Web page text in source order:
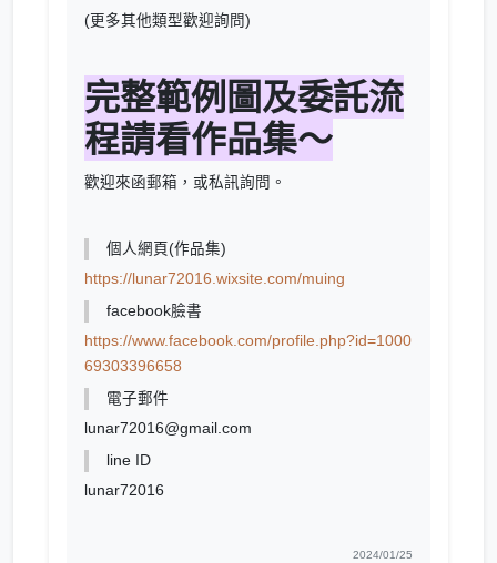
(更多其他類型歡迎詢問)
完整範例圖及委託流
程請看作品集～
歡迎來函郵箱，或私訊詢問。
個人網頁(作品集)
https://lunar72016.wixsite.com/muing
facebook臉書
https://www.facebook.com/profile.php?id=1000
69303396658
電子郵件
lunar72016@gmail.com
line ID
lunar72016
2024/01/25